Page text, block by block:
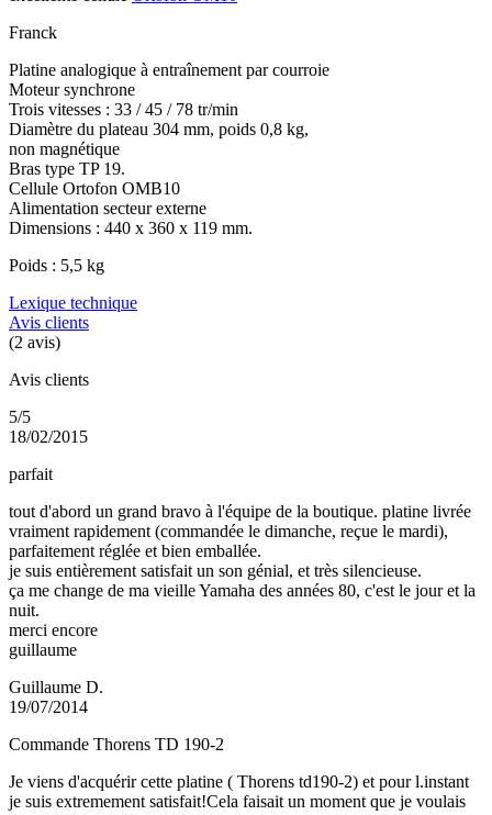
Franck
Platine analogique à entraînement par courroie
Moteur synchrone
Trois vitesses : 33 / 45 / 78 tr/min
Diamètre du plateau 304 mm, poids 0,8 kg,
non magnétique
Bras type TP 19.
Cellule Ortofon OMB10
Alimentation secteur externe
Dimensions : 440 x 360 x 119 mm.
Poids : 5,5 kg
Lexique technique
Avis clients
(2 avis)
Avis clients
5/5
18/02/2015
parfait
tout d'abord un grand bravo à l'équipe de la boutique. platine livrée
vraiment rapidement (commandée le dimanche, reçue le mardi),
parfaitement réglée et bien emballée.
je suis entièrement satisfait un son génial, et très silencieuse.
ça me change de ma vieille Yamaha des années 80, c'est le jour et la
nuit.
merci encore
guillaume
Guillaume D.
19/07/2014
Commande Thorens TD 190-2
Je viens d'acquérir cette platine ( Thorens td190-2) et pour l.instant
je suis extremement satisfait!Cela faisait un moment que je voulais